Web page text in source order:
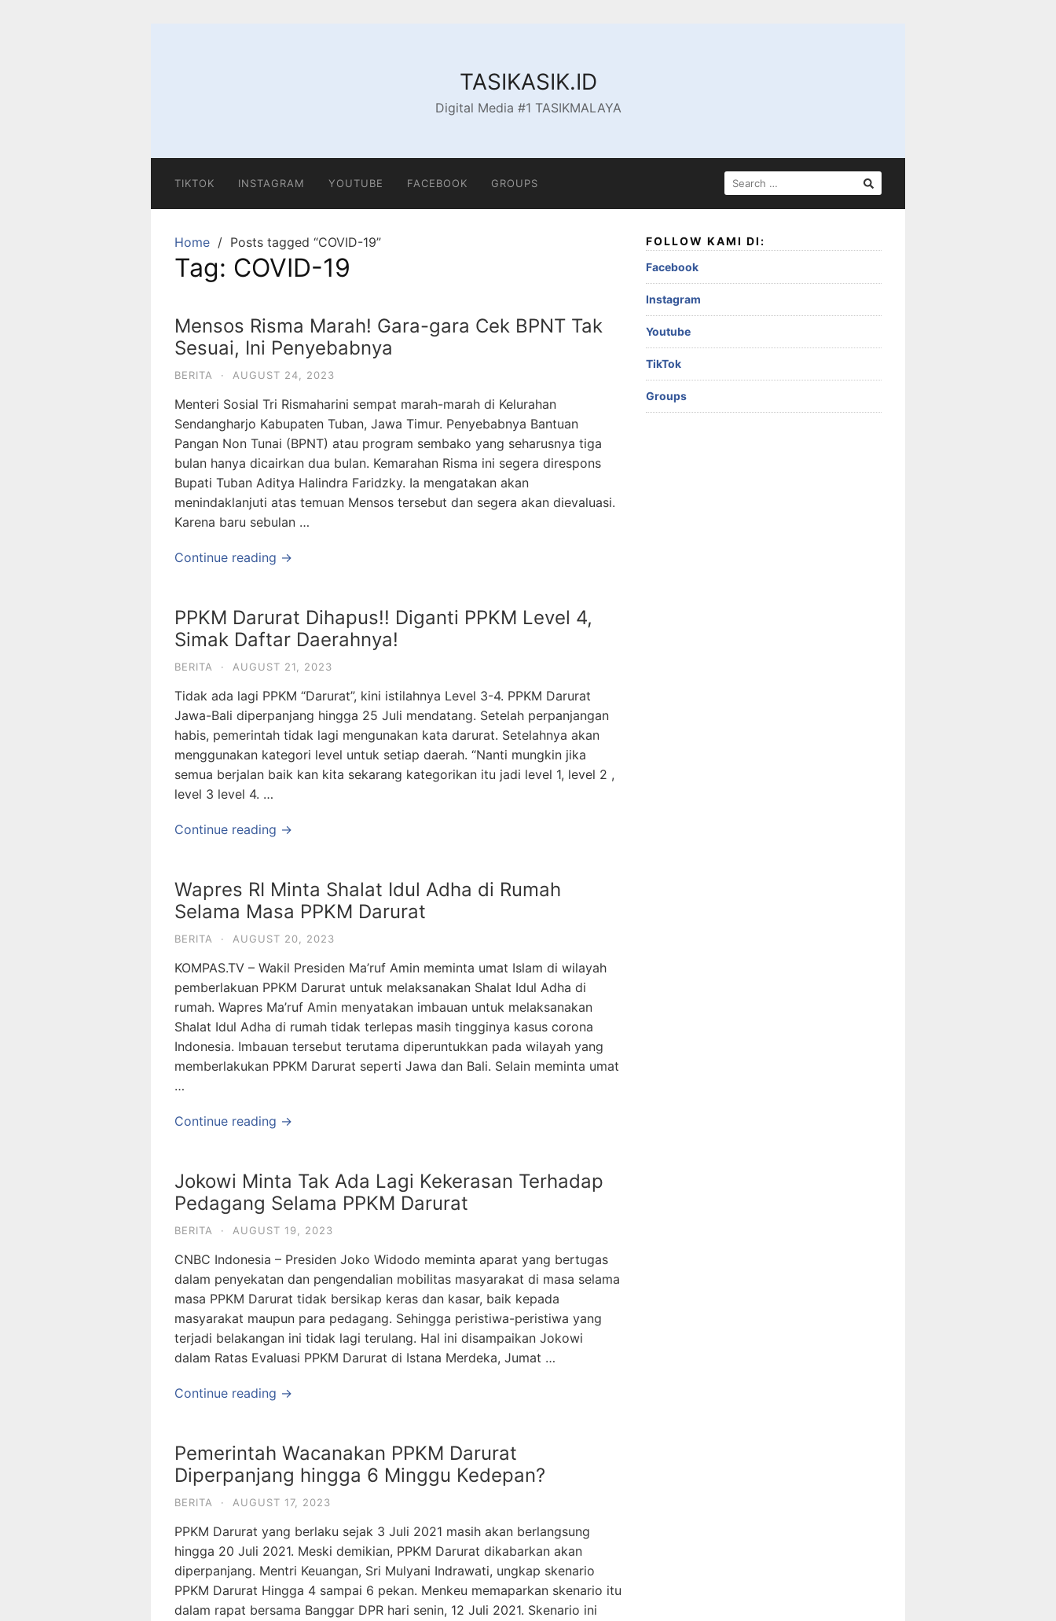
TASIKASIK.ID
Digital Media #1 TASIKMALAYA
TIKTOK INSTAGRAM YOUTUBE FACEBOOK GROUPS
SEARCH
FOR:
Home Posts tagged “COVID-19”
Tag: COVID-19
Mensos Risma Marah! Gara-gara Cek BPNT Tak
Sesuai, Ini Penyebabnya
BERITA · AUGUST 24, 2023
Menteri Sosial Tri Rismaharini sempat marah-marah di Kelurahan
Sendangharjo Kabupaten Tuban, Jawa Timur. Penyebabnya Bantuan
Pangan Non Tunai (BPNT) atau program sembako yang seharusnya tiga
bulan hanya dicairkan dua bulan. Kemarahan Risma ini segera direspons
Bupati Tuban Aditya Halindra Faridzky. Ia mengatakan akan
menindaklanjuti atas temuan Mensos tersebut dan segera akan dievaluasi.
Karena baru sebulan …
Continue reading →
PPKM Darurat Dihapus!! Diganti PPKM Level 4,
Simak Daftar Daerahnya!
BERITA · AUGUST 21, 2023
Tidak ada lagi PPKM “Darurat”, kini istilahnya Level 3-4. PPKM Darurat
Jawa-Bali diperpanjang hingga 25 Juli mendatang. Setelah perpanjangan
habis, pemerintah tidak lagi mengunakan kata darurat. Setelahnya akan
menggunakan kategori level untuk setiap daerah. “Nanti mungkin jika
semua berjalan baik kan kita sekarang kategorikan itu jadi level 1, level 2 ,
level 3 level 4. …
Continue reading →
Wapres RI Minta Shalat Idul Adha di Rumah
Selama Masa PPKM Darurat
BERITA · AUGUST 20, 2023
KOMPAS.TV – Wakil Presiden Ma’ruf Amin meminta umat Islam di wilayah
pemberlakuan PPKM Darurat untuk melaksanakan Shalat Idul Adha di
rumah. Wapres Ma’ruf Amin menyatakan imbauan untuk melaksanakan
Shalat Idul Adha di rumah tidak terlepas masih tingginya kasus corona
Indonesia. Imbauan tersebut terutama diperuntukkan pada wilayah yang
memberlakukan PPKM Darurat seperti Jawa dan Bali. Selain meminta umat
…
Continue reading →
Jokowi Minta Tak Ada Lagi Kekerasan Terhadap
Pedagang Selama PPKM Darurat
BERITA · AUGUST 19, 2023
CNBC Indonesia – Presiden Joko Widodo meminta aparat yang bertugas
dalam penyekatan dan pengendalian mobilitas masyarakat di masa selama
masa PPKM Darurat tidak bersikap keras dan kasar, baik kepada
masyarakat maupun para pedagang. Sehingga peristiwa-peristiwa yang
terjadi belakangan ini tidak lagi terulang. Hal ini disampaikan Jokowi
dalam Ratas Evaluasi PPKM Darurat di Istana Merdeka, Jumat …
Continue reading →
Pemerintah Wacanakan PPKM Darurat
Diperpanjang hingga 6 Minggu Kedepan?
BERITA · AUGUST 17, 2023
PPKM Darurat yang berlaku sejak 3 Juli 2021 masih akan berlangsung
hingga 20 Juli 2021. Meski demikian, PPKM Darurat dikabarkan akan
diperpanjang. Mentri Keuangan, Sri Mulyani Indrawati, ungkap skenario
PPKM Darurat Hingga 4 sampai 6 pekan. Menkeu memaparkan skenario itu
dalam rapat bersama Banggar DPR hari senin, 12 Juli 2021. Skenario ini
FOLLOW KAMI DI:
Facebook
Instagram
Youtube
TikTok
Groups